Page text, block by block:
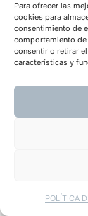
Para ofrecer las
cookies para
consentimiento de
comportamiento de
consentir o retirar
características y
POLÍTICA